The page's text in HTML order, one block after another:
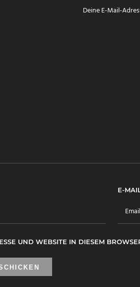
Deine E-Mail-
E-
UND WEBSITE IN DIESEM